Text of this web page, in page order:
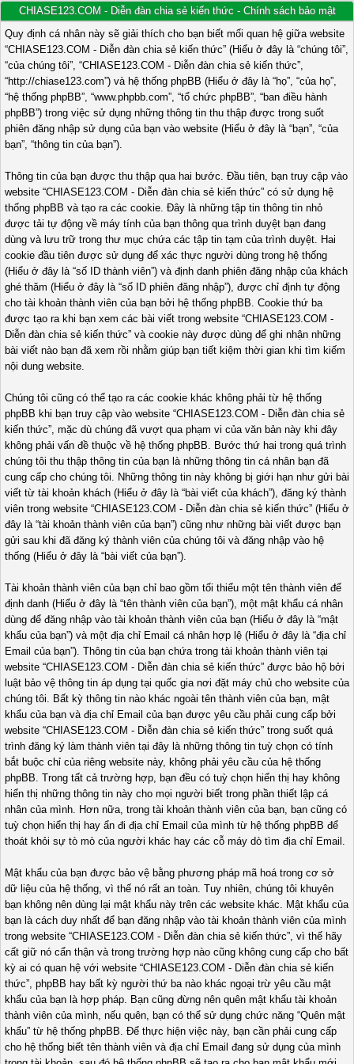
CHIASE123.COM - Diễn đàn chia sẻ kiến thức - Chính sách bảo mật
Quy định cá nhân này sẽ giải thích cho bạn biết mối quan hệ giữa website
“CHIASE123.COM - Diễn đàn chia sẻ kiến thức” (Hiểu ở đây là “chúng tôi”,
“của chúng tôi”, “CHIASE123.COM - Diễn đàn chia sẻ kiến thức”,
“http://chiase123.com”) và hệ thống phpBB (Hiểu ở đây là “họ”, “của họ”,
“hệ thống phpBB”, “www.phpbb.com”, “tổ chức phpBB”, “ban điều hành
phpBB”) trong việc sử dụng những thông tin thu thập được trong suốt
phiên đăng nhập sử dụng của bạn vào website (Hiểu ở đây là “bạn”, “của
bạn”, “thông tin của bạn”).
Thông tin của bạn được thu thập qua hai bước. Đầu tiên, bạn truy cập vào
website “CHIASE123.COM - Diễn đàn chia sẻ kiến thức” có sử dụng hệ
thống phpBB và tạo ra các cookie. Đây là những tập tin thông tin nhỏ
được tải tự động về máy tính của bạn thông qua trình duyệt bạn đang
dùng và lưu trữ trong thư mục chứa các tập tin tạm của trình duyệt. Hai
cookie đầu tiên được sử dụng để xác thực người dùng trong hệ thống
(Hiểu ở đây là “số ID thành viên”) và định danh phiên đăng nhập của khách
ghé thăm (Hiểu ở đây là “số ID phiên đăng nhập”), được chỉ định tự động
cho tài khoản thành viên của bạn bởi hệ thống phpBB. Cookie thứ ba
được tạo ra khi bạn xem các bài viết trong website “CHIASE123.COM -
Diễn đàn chia sẻ kiến thức” và cookie này được dùng để ghi nhận những
bài viết nào bạn đã xem rồi nhằm giúp bạn tiết kiệm thời gian khi tìm kiếm
nội dung website.
Chúng tôi cũng có thể tạo ra các cookie khác không phải từ hệ thống
phpBB khi bạn truy cập vào website “CHIASE123.COM - Diễn đàn chia sẻ
kiến thức”, mặc dù chúng đã vượt qua phạm vi của văn bản này khi đây
không phải vấn đề thuộc về hệ thống phpBB. Bước thứ hai trong quá trình
chúng tôi thu thập thông tin của bạn là những thông tin cá nhân bạn đã
cung cấp cho chúng tôi. Những thông tin này không bị giới hạn như gửi bài
viết từ tài khoản khách (Hiểu ở đây là “bài viết của khách”), đăng ký thành
viên trong website “CHIASE123.COM - Diễn đàn chia sẻ kiến thức” (Hiểu ở
đây là “tài khoản thành viên của bạn”) cũng như những bài viết được bạn
gửi sau khi đã đăng ký thành viên của chúng tôi và đăng nhập vào hệ
thống (Hiểu ở đây là “bài viết của bạn”).
Tài khoản thành viên của bạn chỉ bao gồm tối thiểu một tên thành viên để
định danh (Hiểu ở đây là “tên thành viên của bạn”), một mật khẩu cá nhân
dùng để đăng nhập vào tài khoản thành viên của bạn (Hiểu ở đây là “mật
khẩu của bạn”) và một địa chỉ Email cá nhân hợp lệ (Hiểu ở đây là “địa chỉ
Email của bạn”). Thông tin của bạn chứa trong tài khoản thành viên tại
website “CHIASE123.COM - Diễn đàn chia sẻ kiến thức” được bảo hộ bởi
luật bảo vệ thông tin áp dụng tại quốc gia nơi đặt máy chủ cho website của
chúng tôi. Bất kỳ thông tin nào khác ngoài tên thành viên của bạn, mật
khẩu của bạn và địa chỉ Email của bạn được yêu cầu phải cung cấp bởi
website “CHIASE123.COM - Diễn đàn chia sẻ kiến thức” trong suốt quá
trình đăng ký làm thành viên tại đây là những thông tin tuỳ chọn có tính
bắt buộc chỉ của riêng website này, không phải yêu cầu của hệ thống
phpBB. Trong tất cả trường hợp, bạn đều có tuỳ chọn hiển thị hay không
hiển thị những thông tin này cho mọi người biết trong phần thiết lập cá
nhân của mình. Hơn nữa, trong tài khoản thành viên của bạn, bạn cũng có
tuỳ chọn hiển thị hay ẩn đi địa chỉ Email của mình từ hệ thống phpBB để
thoát khỏi sự tò mò của người khác hay các cỗ máy dò tìm địa chỉ Email.
Mật khẩu của bạn được bảo vệ bằng phương pháp mã hoá trong cơ sở
dữ liệu của hệ thống, vì thế nó rất an toàn. Tuy nhiên, chúng tôi khuyên
bạn không nên dùng lại mật khẩu này trên các website khác. Mật khẩu của
bạn là cách duy nhất để bạn đăng nhập vào tài khoản thành viên của mình
trong website “CHIASE123.COM - Diễn đàn chia sẻ kiến thức”, vì thế hãy
cất giữ nó cẩn thận và trong trường hợp nào cũng không cung cấp cho bất
kỳ ai có quan hệ với website “CHIASE123.COM - Diễn đàn chia sẻ kiến
thức”, phpBB hay bất kỳ người thứ ba nào khác ngoại trừ yêu cầu mật
khẩu của bạn là hợp pháp. Bạn cũng đừng nên quên mật khẩu tài khoản
thành viên của mình, nếu quên, bạn có thể sử dụng chức năng “Quên mật
khẩu” từ hệ thống phpBB. Để thực hiện việc này, bạn cần phải cung cấp
cho hệ thống biết tên thành viên và địa chỉ Email đang sử dụng của mình